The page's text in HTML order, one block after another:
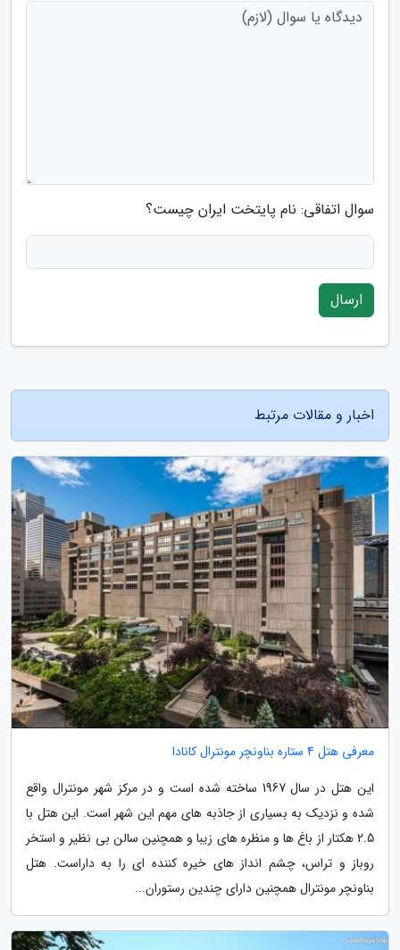
سوال اتفاقی: نام پایتخت ایران چیست؟
ارسال
اخبار و مقالات مرتبط
معرفی هتل 4 ستاره بناونچر مونترال کانادا
این هتل در سال 1967 ساخته شده است و در مرکز شهر مونترال واقع
شده و نزدیک به بسیاری از جاذبه های مهم این شهر است. این هتل با
2.5 هکتار از باغ ها و منظره های زیبا و همچنین سالن بی نظیر و استخر
روباز و تراس، چشم انداز های خیره کننده ای را به داراست. هتل
بناونچر مونترال همچنین دارای چندین رستوران...